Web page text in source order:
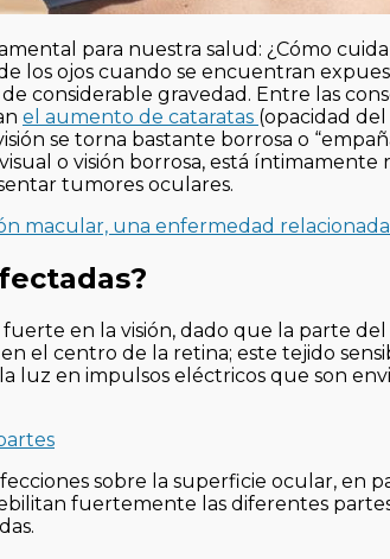
para nuestra salud: ¿Cómo
ojos cuando se encuentran
considerable gravedad. Entre las
el aumento de cataratas (opacidad
se torna bastante borrosa o
o visión borrosa, está íntimamente
tumores oculares.
macular, una enfermedad
en la visión, dado que la parte
el centro de la retina; este tejido
luz en impulsos eléctricos que son
sobre la superficie ocular, en
fuertemente las diferentes